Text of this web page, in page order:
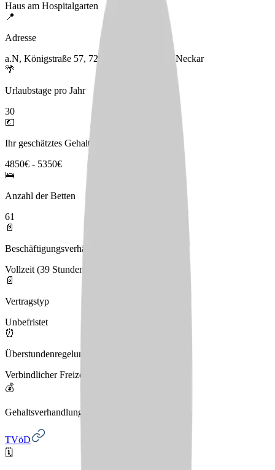
Haus am Hospitalgarten​
📍
Adresse
a.N, Königstraße 57, 72108 Rottenburg am Neckar
🌴
Urlaubstage pro Jahr
30
💶
Ihr geschätztes Gehalt
4850€ - 5350€
🛌
Anzahl der Betten
61
📄
Beschäftigungsverhältnis
Vollzeit (39 Stunden)
📄
Vertragstyp
Unbefristet
⏰
Überstundenregelung
Verbindlicher Freizeitausgleich
💰
Gehaltsverhandlungen
TVöD
🗓️